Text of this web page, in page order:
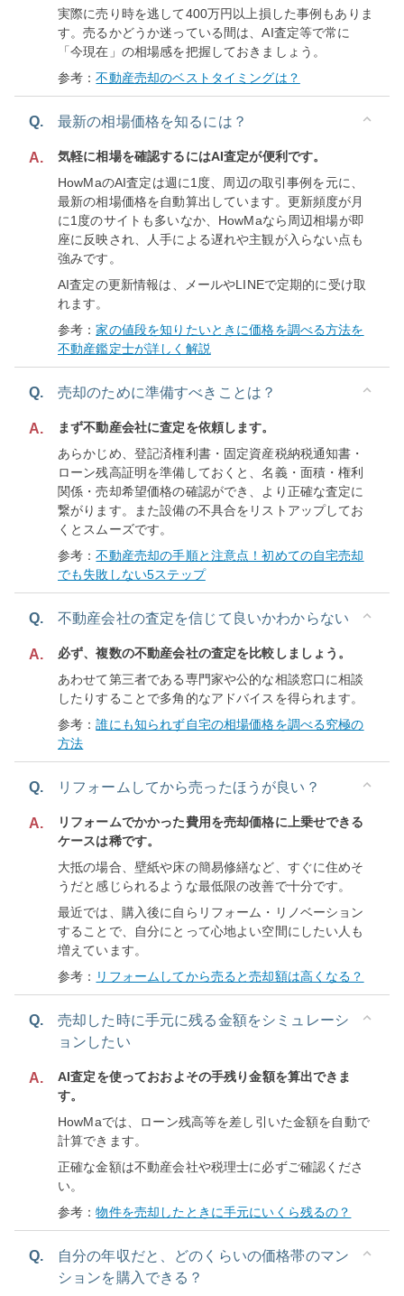
実際に売り時を逃して400万円以上損した事例もありま
す。売るかどうか迷っている間は、AI査定等で常に
「今現在」の相場感を把握しておきましょう。
参考：不動産売却のベストタイミングは？
Q. 最新の相場価格を知るには？
A.
気軽に相場を確認するにはAI査定が便利です。
HowMaのAI査定は週に1度、周辺の取引事例を元に、
最新の相場価格を自動算出しています。更新頻度が月
に1度のサイトも多いなか、HowMaなら周辺相場が即
座に反映され、人手による遅れや主観が入らない点も
強みです。
AI査定の更新情報は、メールやLINEで定期的に受け取
れます。
参考：家の値段を知りたいときに価格を調べる方法を
不動産鑑定士が詳しく解説
Q. 売却のために準備すべきことは？
A.
まず不動産会社に査定を依頼します。
あらかじめ、登記済権利書・固定資産税納税通知書・
ローン残高証明を準備しておくと、名義・面積・権利
関係・売却希望価格の確認ができ、より正確な査定に
繋がります。また設備の不具合をリストアップしてお
くとスムーズです。
参考：不動産売却の手順と注意点！初めての自宅売却
でも失敗しない5ステップ
Q. 不動産会社の査定を信じて良いかわからない
A.
必ず、複数の不動産会社の査定を比較しましょう。
あわせて第三者である専門家や公的な相談窓口に相談
したりすることで多角的なアドバイスを得られます。
参考：誰にも知られず自宅の相場価格を調べる究極の
方法
Q. リフォームしてから売ったほうが良い？
A.
リフォームでかかった費用を売却価格に上乗せできる
ケースは稀です。
大抵の場合、壁紙や床の簡易修繕など、すぐに住めそ
うだと感じられるような最低限の改善で十分です。
最近では、購入後に自らリフォーム・リノベーション
することで、自分にとって心地よい空間にしたい人も
増えています。
参考： リフォームしてから売ると売却額は高くなる？
Q.
売却した時に手元に残る金額をシミュレーシ
ョンしたい
A.
AI査定を使っておおよその手残り金額を算出できま
す。
HowMaでは、ローン残高等を差し引いた金額を自動で
計算できます。
正確な金額は不動産会社や税理士に必ずご確認くださ
い。
参考：物件を売却したときに手元にいくら残るの？
Q.
自分の年収だと、どのくらいの価格帯のマン
ションを購入できる？